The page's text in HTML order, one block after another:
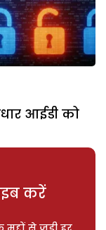
आईडी को
करें